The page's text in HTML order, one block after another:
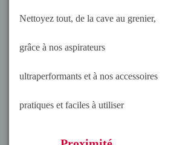
Nettoyez tout, de la cave au grenier,
grâce à nos aspirateurs
ultraperformants et à nos accessoires
pratiques et faciles à utiliser